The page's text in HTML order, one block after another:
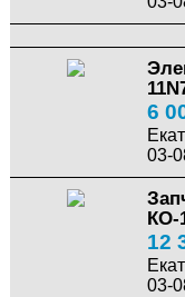
6
03-
КО-
12
03-